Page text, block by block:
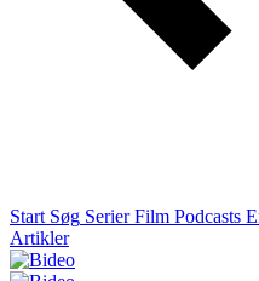
Start Søg Serier Film Podcasts
Artikler